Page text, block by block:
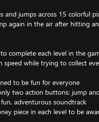
and jumps across 15 colorful
again in the air after hitting
complete each level in the
while trying to collect
to be fun for everyone
two action buttons: jump
adventurous soundtrack
piece in each level to be